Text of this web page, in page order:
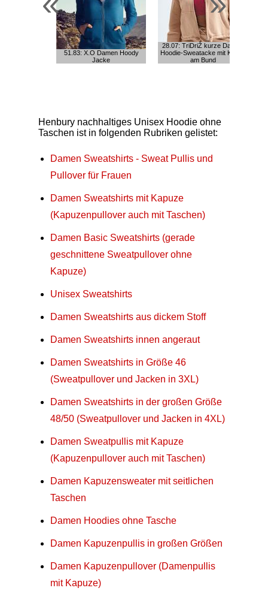
51.83: X.O Damen Hoody
Jacke
28.07: TriDriŽ kurze Damen
Hoodie-Sweatacke mit Kordel
am Bund
Henbury nachhaltiges Unisex Hoodie ohne
Taschen ist in folgenden Rubriken gelistet:
Damen Sweatshirts - Sweat Pullis und
Pullover für Frauen
Damen Sweatshirts mit Kapuze
(Kapuzenpullover auch mit Taschen)
Damen Basic Sweatshirts (gerade
geschnittene Sweatpullover ohne
Kapuze)
Unisex Sweatshirts
Damen Sweatshirts aus dickem Stoff
Damen Sweatshirts innen angeraut
Damen Sweatshirts in Größe 46
(Sweatpullover und Jacken in 3XL)
Damen Sweatshirts in der großen Größe
48/50 (Sweatpullover und Jacken in 4XL)
Damen Sweatpullis mit Kapuze
(Kapuzenpullover auch mit Taschen)
Damen Kapuzensweater mit seitlichen
Taschen
Damen Hoodies ohne Tasche
Damen Kapuzenpullis in großen Größen
Damen Kapuzenpullover (Damenpullis
mit Kapuze)